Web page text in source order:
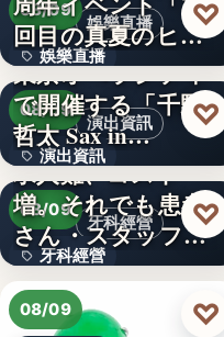
娛樂直播
08/09
娛樂直播
11
回目の真夏のヒロ
イ…
♡
演出資訊
08/09
演出資訊
3
東京オペラシティ
で開催する「千野
哲太 Sax in…
♡
牙科經營
08/09
牙科經營
3,700万円
求人難、コスト
増。それでも患者
さん・スタッフ・
院長を豊か…
♡
08/09 ♡